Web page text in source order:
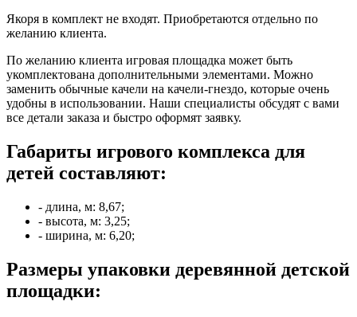
Якоря в комплект не входят. Приобретаются отдельно по
желанию клиента.
По желанию клиента игровая площадка может быть
укомплектована дополнительными элементами. Можно
заменить обычные качели на качели-гнездо, которые очень
удобны в использовании. Наши специалисты обсудят с вами
все детали заказа и быстро оформят заявку.
Габариты игрового комплекса для
детей составляют:
- длина, м: 8,67;
- высота, м: 3,25;
- ширина, м: 6,20;
Размеры упаковки деревянной детской
площадки: